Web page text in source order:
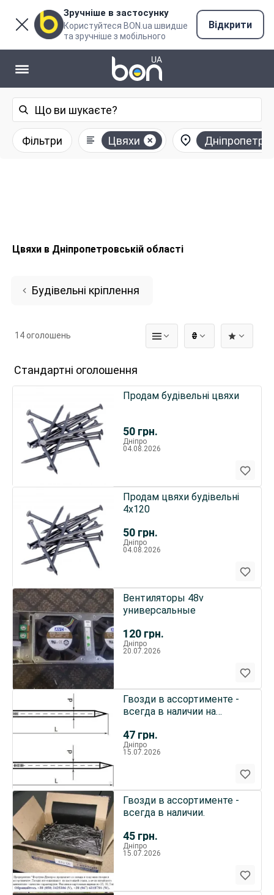
Зручніше в застосунку
Користуйтеся BON.ua швидше
та зручніше з мобільного
Відкрити
Фільтри Цвяхи
Цвяхи в Дніпропетровській області
Будівельні кріплення
₴
14 оголошень
Стандартні оголошення
50 грн.
Продам будівельні цвяхи
Дніпро
04.08.2026
50 грн.
Продам цвяхи будівельні
4х120
Дніпро
04.08.2026
120 грн.
Вентиляторы 48v
универсальные
Дніпро
20.07.2026
47 грн.
Гвозди в ассортименте -
всегда в наличии на
Дніпро
15.07.2026
45 грн.
Гвозди в ассортименте -
всегда в наличии.
Дніпро
15.07.2026